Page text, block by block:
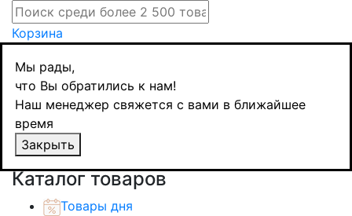
Корзина
Мы рады,
что Вы обратились к нам!
Наш менеджер свяжется с вами в ближайшее
время
Закрыть
Кондитерские изделия
Печенье / десерты / вафли
Lazzaroni печенье безглютеновое с
шоколадной крошкой, 200 гр
Назадтоваров
Каталог товаров
Товары дня